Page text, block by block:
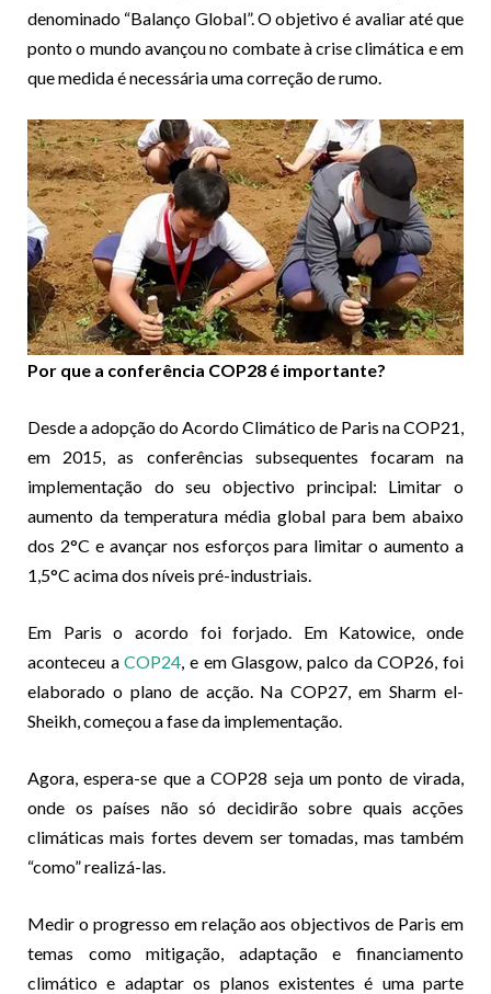
denominado “Balanço Global”. O objetivo é avaliar até que
ponto o mundo avançou no combate à crise climática e em
que medida é necessária uma correção de rumo.
Por que a conferência COP28 é importante?
Desde a adopção do Acordo Climático de Paris na COP21,
em 2015, as conferências subsequentes focaram na
implementação do seu objectivo principal: Limitar o
aumento da temperatura média global para bem abaixo
dos 2°C e avançar nos esforços para limitar o aumento a
1,5°C acima dos níveis pré-industriais.
Em Paris o acordo foi forjado. Em Katowice, onde
aconteceu aCOP24, e em Glasgow, palco da COP26, foi
elaborado o plano de acção. Na COP27, em Sharm el-
Sheikh, começou a fase da implementação.
Agora, espera-se que a COP28 seja um ponto de virada,
onde os países não só decidirão sobre quais acções
climáticas mais fortes devem ser tomadas, mas também
“como” realizá-las.
Medir o progresso em relação aos objectivos de Paris em
temas como mitigação, adaptação e financiamento
climático e adaptar os planos existentes é uma parte